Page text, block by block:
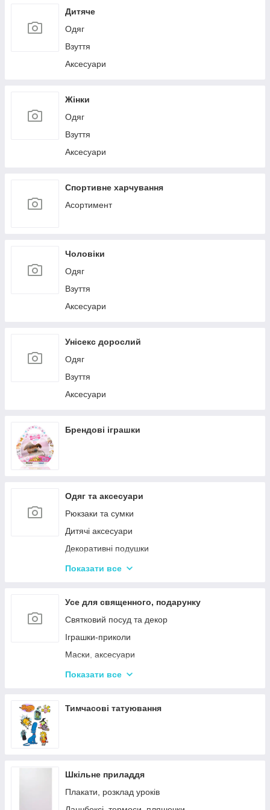
Дитяче
Одяг
Взуття
Аксесуари
Жінки
Одяг
Взуття
Аксесуари
Спортивне харчування
Асортимент
Чоловіки
Одяг
Взуття
Аксесуари
Унісекс дорослий
Одяг
Взуття
Аксесуари
Брендові іграшки
Одяг та аксесуари
Рюкзаки та сумки
Дитячі аксесуари
Декоративні подушки
Дитячі парасольки
Показати все
Усе для священного, подарунку
Святковий посуд та декор
Іграшки-приколи
Маски, аксесуари
Повітряні кульки
Фоторамки і фотоальбоми
Показати все
Тимчасові татуювання
Шкільне приладдя
Плакати, розклад уроків